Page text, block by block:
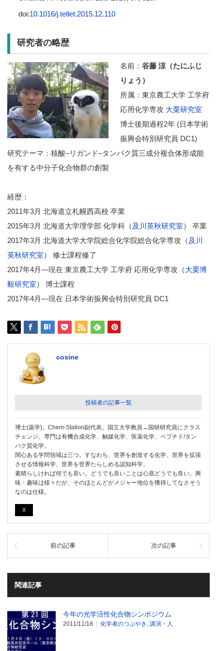
doi:10.1016/j.tetlet.2015.12.110
研究者の略歴
名前： 谷藤 涼（たにふじ
りょう）
所属：東京農工大学 工学府
応用化学専攻 大栗研究室
博士後期過程2年 (日本学術
振興会特別研究員 DC1)
研究テーマ：核酸–リガンド–タンパク質三成分複合体形成能
を有する中分子化合物群の創製
経歴：
2011年3月 北海道立札幌西高校 卒業
2015年3月 北海道大学理学部 化学科（及川英秋研究室） 卒業
2017年3月 北海道大学大学院総合化学院総合化学専攻（及川
英秋研究室） 修士課程修了
2017年4月―現在 東京農工大学 工学府 応用化学専攻（大栗博
毅研究室） 博士課程
2017年4月―現在 日本学術振興会特別研究員 DC1
cosine
投稿者の記事一覧
博士(薬学)。Chem-Station副代表。国立大学教員→国研研究員にクラス
チェンジ。専門は有機合成化学、触媒化学、医薬化学、ペプチド/タン
パク質化学。
関心ある学問領域は三つ。すなわち、世界を創造する化学、世界を拡張
させる情報科学、世界を世界たらしめる認知科学。
素晴らしければ何でも良い。どうでも良いことは心底どうでも良い。興
味・趣味は様々だが、そのほとんどがメジャー地位を獲得してなさそう
なのは仕様。
X
前の記事 次の記事
関連記事
今年の光学活性化合物シンポジウム
2011/11/18 化学者のつぶやき , 講演・人